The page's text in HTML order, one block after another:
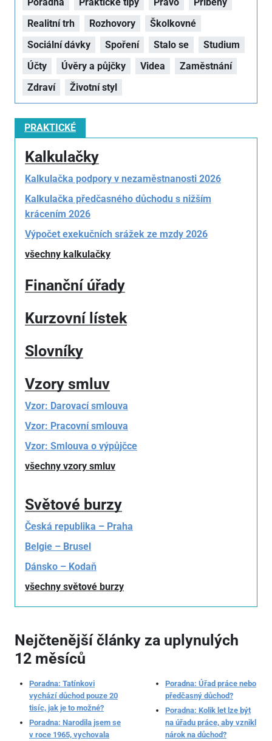
Realitní trh
Rozhovory
Školkovné
Sociální dávky
Spoření Stalo se
Studium
Účty
Úvěry a půjčky Videa
Zaměstnání
Zdraví
Životní styl
PRAKTICKÉ
Kalkulačky
Kalkulačka podpory v nezaměstnanosti 2026
Kalkulačka předčasného důchodu s nižším
krácením 2026
Výpočet exekučních srážek ze mzdy 2026
všechny kalkulačky
Finanční úřady
Kurzovní lístek
Slovníky
Vzory smluv
Vzor: Darovací smlouva
Vzor: Pracovní smlouva
Vzor: Smlouva o výpůjčce
všechny vzory smluv
Světové burzy
Česká republika – Praha
Belgie – Brusel
Dánsko – Kodaň
všechny světové burzy
Nejčtenější články za uplynulých
12 měsíců
Poradna: Tatínkovi
vychází důchod pouze 20
tisíc, jak je to možné?
Poradna: Narodila jsem se
v roce 1965, vychovala
Poradna: Úřad práce nebo
předčasný důchod?
Poradna: Kolik let lze být
na úřadu práce, aby vznikl
nárok na důchod?